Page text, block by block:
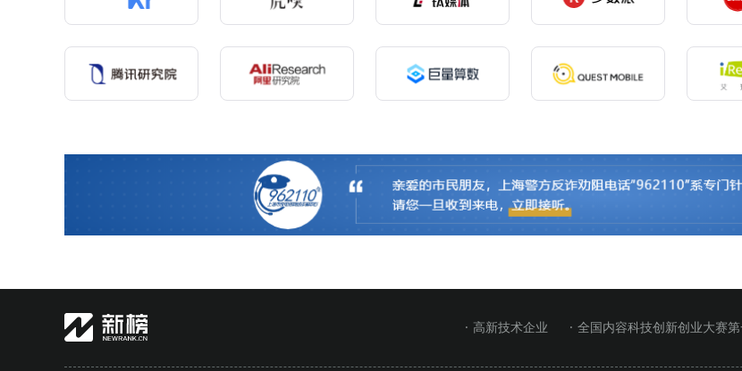
· 高新技术企业 · 全国内容科技创新创业大赛